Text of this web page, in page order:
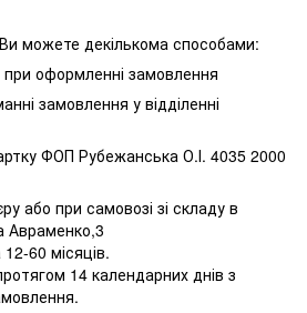
можете декількома способами:
оформленні замовлення
замовлення у відділенні
ФОП Рубежанська О.І. 4035 2000
або при самовозі зі складу в
Авраменко,3
60 місяців.
14 календарних днів з